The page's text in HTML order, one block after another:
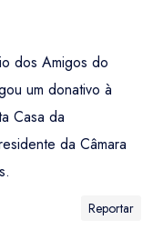
dos Amigos do
um donativo à
Casa da
da Câmara
Reportar